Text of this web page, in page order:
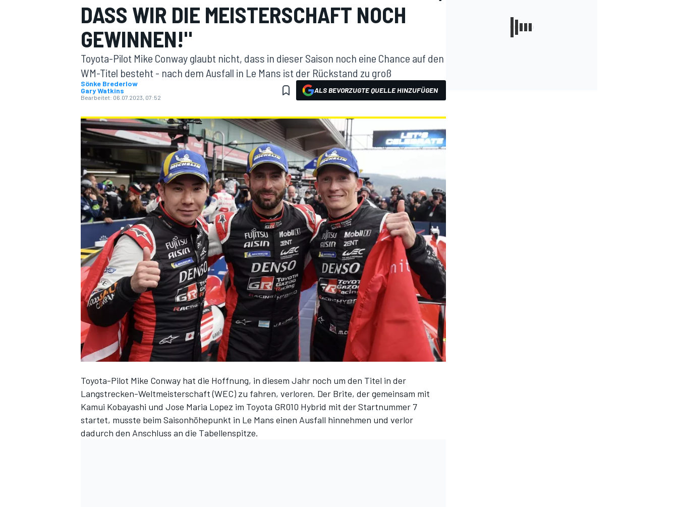
MOTOGP
DTM
DASS WIR DIE MEISTERSCHAFT NOCH
GEWINNEN!"
Toyota-Pilot Mike Conway glaubt nicht, dass in dieser Saison noch eine Chance auf den
WM-Titel besteht - nach dem Ausfall in Le Mans ist der Rückstand zu groß
Sönke Brederlow
Gary Watkins
Bearbeitet: 06.07.2023, 07:52
ALS BEVORZUGTE QUELLE HINZUFÜGEN
Toyota-Pilot Mike Conway hat die Hoffnung, in diesem Jahr noch um den Titel in der
Langstrecken-Weltmeisterschaft (WEC) zu fahren, verloren. Der Brite, der gemeinsam mit
Kamui Kobayashi und Jose Maria Lopez im Toyota GR010 Hybrid mit der Startnummer 7
startet, musste beim Saisonhöhepunkt in Le Mans einen Ausfall hinnehmen und verlor
dadurch den Anschluss an die Tabellenspitze.